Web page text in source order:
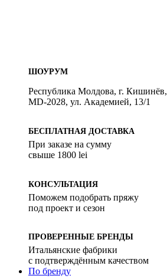
ШОУРУМ
Республика Молдова, г. Кишинёв,
MD-2028, ул. Академией, 13/1
БЕСПЛАТНАЯ ДОСТАВКА
При заказе на сумму
свыше 1800 lei
КОНСУЛЬТАЦИЯ
Поможем подобрать пряжу
под проект и сезон
ПРОВЕРЕННЫЕ БРЕНДЫ
Итальянские фабрики
с подтверждённым качеством
По бренду